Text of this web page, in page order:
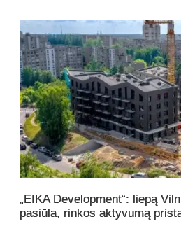
„EIKA Development“: liepą
pasiūla, rinkos aktyvumą